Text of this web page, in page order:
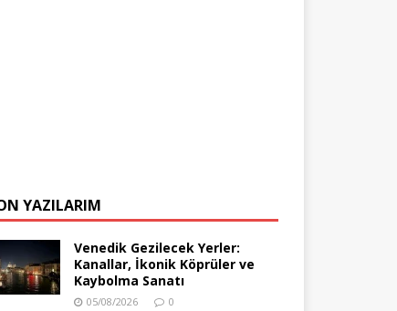
YAZILARIM
Venedik Gezilecek Yerler:
Kanallar, İkonik Köprüler ve
Kaybolma Sanatı
05/08/2026 0